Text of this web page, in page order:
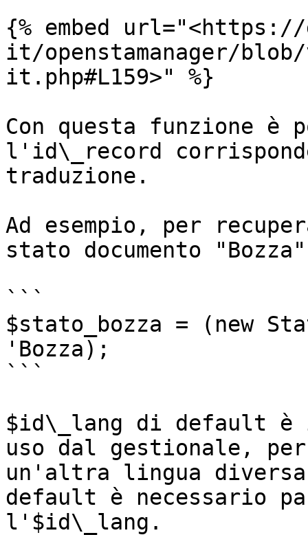
{% embed url="<https://
it/openstamanager/
it.php#L159>" %}
Con questa funzione è
l'id\_record
traduzione.
Ad esempio, per
stato documento
```
$stato_bozza = (new
'Bozza);
```
$id\_lang di default è
uso dal gestionale,
un'altra lingua
default è necessario
l'$id\_lang.